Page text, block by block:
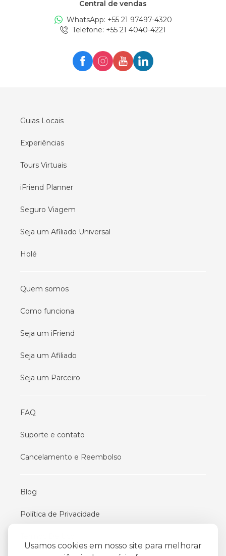
Usamos cookies em nosso site para melhorar
Central de vendas
WhatsApp: +55 21 97497-4320
Telefone: +55 21 4040-4221
Guias Locais
Experiências
Tours Virtuais
iFriend Planner
Seguro Viagem
Seja um Afiliado Universal
Holé
Quem somos
Como funciona
Seja um iFriend
Seja um Afiliado
Seja um Parceiro
FAQ
Suporte e contato
Cancelamento e Reembolso
Blog
Política de Privacidade